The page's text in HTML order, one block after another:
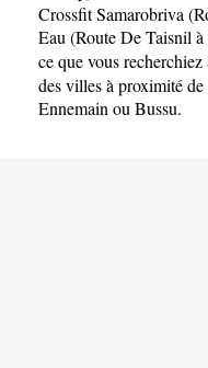
Crossfit Samarobriva
Eau (Route De Taisnil
ce que vous recherchiez
des villes à proximité
Ennemain ou Bussu.